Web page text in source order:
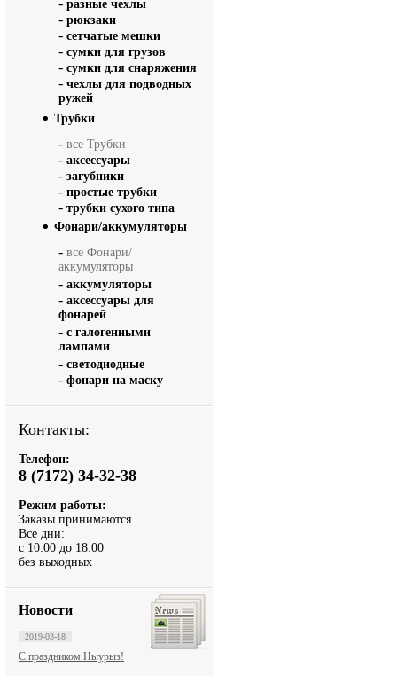
- разные чехлы
- рюкзаки
- сетчатые мешки
- сумки для грузов
- сумки для снаряжения
- чехлы для подводных
ружей
Трубки
- все Трубки
- аксессуары
- загубники
- простые трубки
- трубки сухого типа
Фонари/аккумуляторы
- все Фонари/
аккумуляторы
- аккумуляторы
- аксессуары для
фонарей
- с галогенными
лампами
- светодиодные
- фонари на маску
Контакты:
Телефон:
8 (7172) 34-32-38
Режим работы:
Заказы принимаются
Все дни:
с 10:00 до 18:00
без выходных
Новости
2019-03-18
С праздником Ныурыз!